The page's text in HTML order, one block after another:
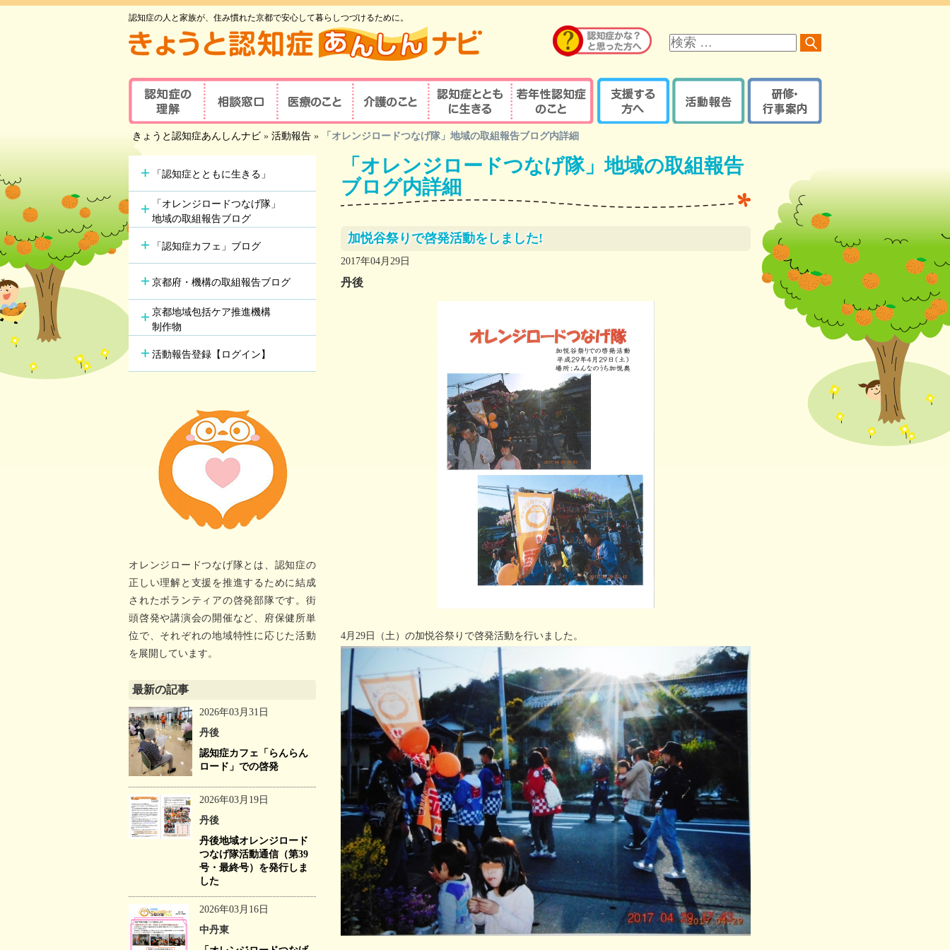
認知症の人と家族が、住み慣れた京都で安心して暮らしつづけるために。
イ
ト
索
認知症の理解
認知症とは
主な原因疾患
症状と対応方法
セルフチェックシート
相談窓口
京都府認知症
事業所
地域包括支援センター
認知症の方やその家族の
認知症初期集中支援
チーム
認知症高齢者等
行方不明時の早期発見
若年性認知症支援チーム
（おれんじブリッジ）
医療のこと
医療の重要性
認知症の診察・診療が
可能な医療機関を探す
認知症対応力向上研修
受講者（医療関係者）
認知症疾患医療センター
学会が認定する専門医等
介護のこと
介護の重要性
介護サービス
認知症の人と家族を支え
るケアマネジャー
認知症とともに生
きる
若年性認知症のこ
と
相談窓口
若年性認知症ならではの
諸問題
ポイント
記憶とつなぐ
～ある写真家の物語～
京都式認知症ケアパス
とは？
認知症にやさしい
異業種連携協議会
認知症カフェブログ
京都府・機構の取組報告
ブログ
研修・イベントなどの
登録【ログイン】
きょうと認知症あんしんナビ » 活動報告 » 「オレンジロードつなげ隊」地域の取組報告ブログ内詳細
「オレンジロードつなげ隊」地域の取組報告
ブログ内詳細
加悦谷祭りで啓発活動をしました!
2017年04月29日
丹後
4月29日（土）の加悦谷祭りで啓発活動を行いました。
「認知症とともに生きる」
「オレンジロードつなげ隊」
地域の取組報告ブログ
「認知症カフェ」ブログ
京都府・機構の取組報告ブログ
京都地域包括ケア推進機構
制作物
活動報告登録【ログイン】
オレンジロードつなげ隊とは、認知症の
正しい理解と支援を推進するために結成
されたボランティアの啓発部隊です。街
頭啓発や講演会の開催など、府保健所単
位で、それぞれの地域特性に応じた活動
を展開しています。
最新の記事
2026年03月31日
丹後
認知症カフェ「らんらん
ロード」での啓発
2026年03月19日
丹後
丹後地域オレンジロード
つなげ隊活動通信（第39
号・最終号）を発行しま
した
2026年03月16日
中丹東